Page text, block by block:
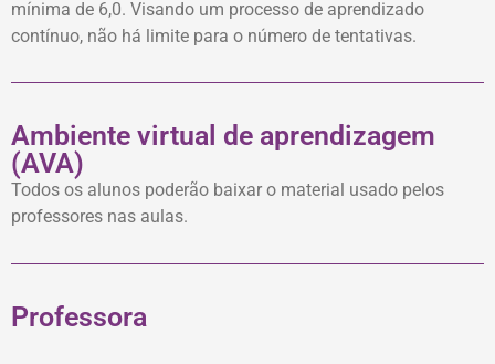
mínima de 6,0. Visando um processo de aprendizado
contínuo, não há limite para o número de tentativas.
Ambiente virtual de aprendizagem
(AVA)
Todos os alunos poderão baixar o material usado pelos
professores nas aulas.
Professora